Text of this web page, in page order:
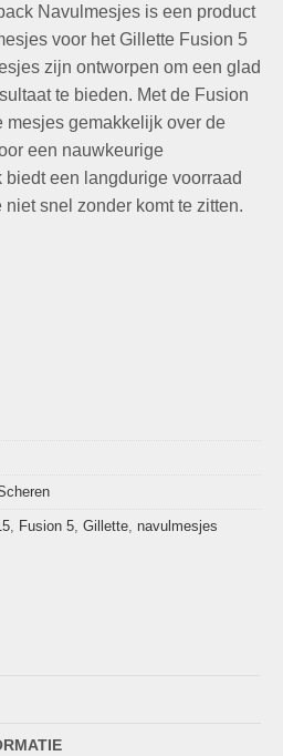
Navulmesjes is een product
voor het Gillette Fusion 5
zijn ontworpen om een glad
te bieden. Met de Fusion
mesjes gemakkelijk over de
een nauwkeurige
een langdurige voorraad
snel zonder komt te zitten.
, Fusion 5, Gillette, navulmesjes